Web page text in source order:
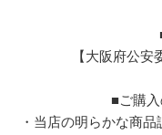
【大阪府公安
■ご購
・当店の明らかな商